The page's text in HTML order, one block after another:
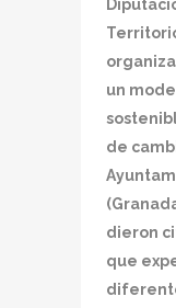
un
de
dieron
que